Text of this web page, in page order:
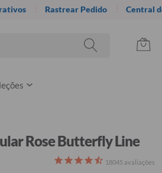
Rastrear Pedido Central
Rose Butterfly Line
18045 avaliações